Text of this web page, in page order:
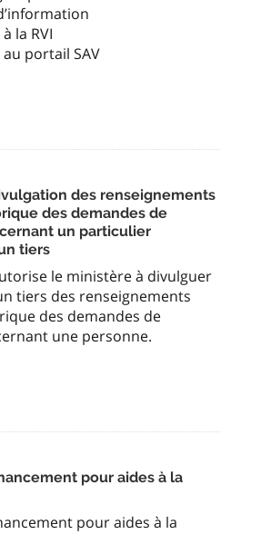
la RVI
au portail SAV
des renseignements
des demandes de
un particulier
tiers
le ministère à divulguer
tiers des renseignements
des demandes de
une personne.
pour aides à la
pour aides à la